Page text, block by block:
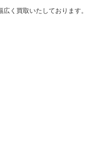
く買取いたしております。